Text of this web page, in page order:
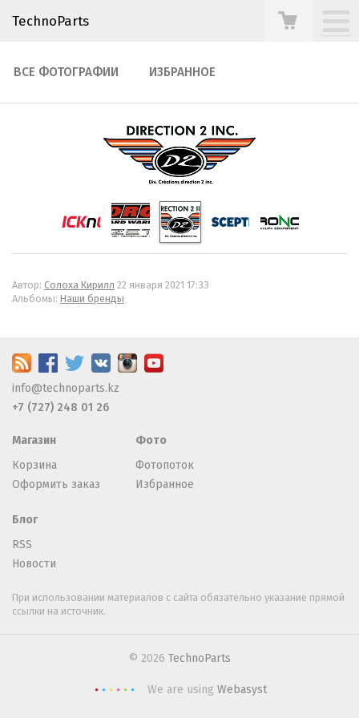
TechnoParts
ВСЕ ФОТОГРАФИИ ИЗБРАННОЕ
Автор: Солоха Кирилл 22 января 2021 17:33
Альбомы: Наши бренды
info@technoparts.kz
+7 (727) 248 01 26
Магазин
Корзина
Оформить заказ
Фото
Фотопоток
Избранное
Блог
RSS
Новости
При использовании материалов с сайта обязательно указание прямой
ссылки на источник.
© 2026 TechnoParts
We are using Webasyst